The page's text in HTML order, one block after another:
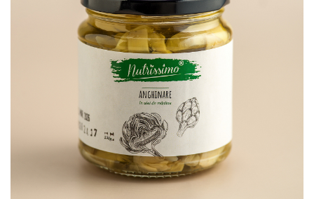
BĂUTURI / LAPTE VEGETAL
OREZ ȘI CEREALE
CREME ȘI PASTE TARTINABILE
CIOCOLATĂ ȘI CACAO
HEALTHY SNACKS
SUPERALIMENTE